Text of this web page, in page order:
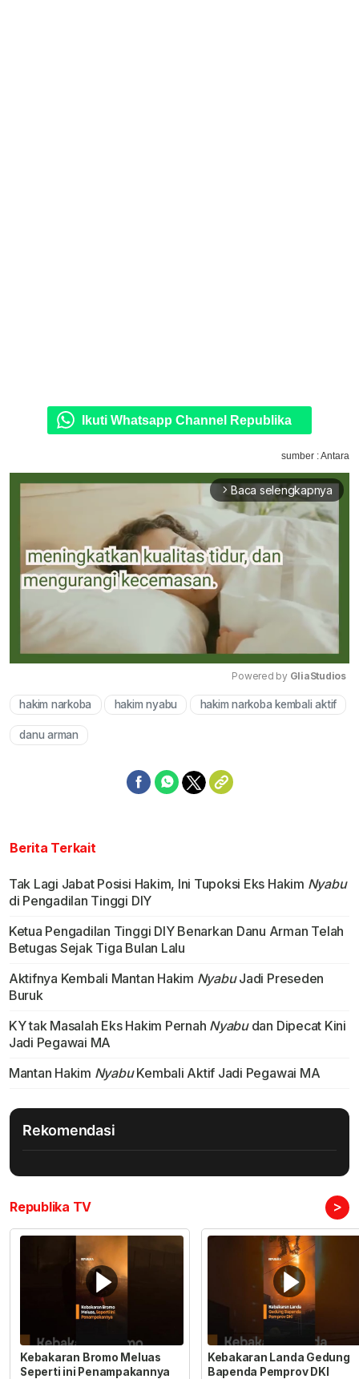
Ikuti Whatsapp Channel Republika
sumber : Antara
arrow_forward_ios Baca selengkapnya
Mute
Powered by GliaStudios
hakim narkoba hakim nyabu hakim narkoba kembali aktif
danu arman
Berita Terkait
Tak Lagi Jabat Posisi Hakim, Ini Tupoksi Eks Hakim Nyabu
di Pengadilan Tinggi DIY
Ketua Pengadilan Tinggi DIY Benarkan Danu Arman Telah
Betugas Sejak Tiga Bulan Lalu
Aktifnya Kembali Mantan Hakim NyabuJadi Preseden
Buruk
KY tak Masalah Eks Hakim Pernah Nyabudan Dipecat Kini
Jadi Pegawai MA
Mantan Hakim NyabuKembali Aktif Jadi Pegawai MA
Rekomendasi
Republika TV >
Kebakaran Bromo Meluas
Seperti ini Penampakannya
Kebakaran Landa Gedung
Bapenda Pemprov DKI